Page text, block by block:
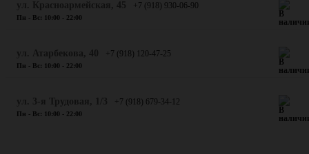
+7 (918) 930-06-90
Пн - Вс: 10:00 - 22:00
+7 (918) 120-47-25
Пн - Вс: 10:00 - 22:00
+7 (918) 679-34-12
Пн - Вс: 10:00 - 22:00